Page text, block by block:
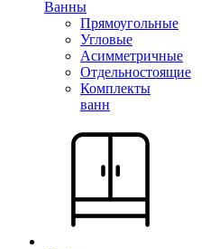
Ванны
Прямоугольные
Угловые
Асимметричные
Отдельностоящие
Комплекты
ванн